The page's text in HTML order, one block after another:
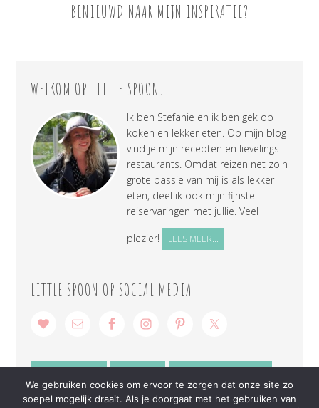
BENIEUWD NAAR MIJN INSPIRATIE?
WELKOM OP LITTLE SPOON!
Ik ben Stefanie en ik ben gek op
koken en lekker eten. Op mijn blog
vind je mijn recepten en lievelings
restaurants. Omdat reizen net zo'n
grote passie van mij is als lekker
eten, deel ik ook mijn fijnste
reiservaringen met jullie. Veel
plezier!
LEES MEER...
LITTLE SPOON OP SOCIAL MEDIA
We gebruiken cookies om ervoor te zorgen dat onze site zo
soepel mogelijk draait. Als je doorgaat met het gebruiken van